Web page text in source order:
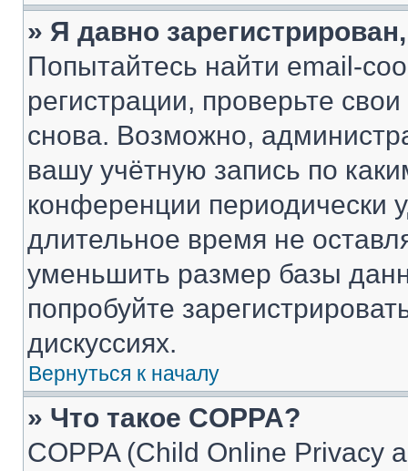
» Я давно
Попытайтесь найти email-
регистрации, проверьте
снова. Возможно,
вашу учётную запись по
конференции периодически
длительное время не
уменьшить размер базы
попробуйте
дискуссиях.
Вернуться к началу
» Что такое COPPA?
COPPA (Child Online Privacy